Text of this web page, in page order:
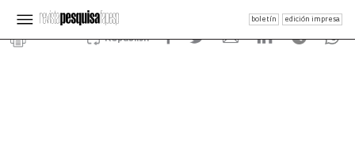
boletín edición impresa
Republish